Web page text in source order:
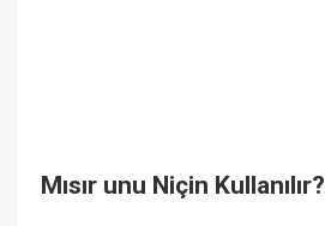
Mısır unu Niçin Kullanılır?